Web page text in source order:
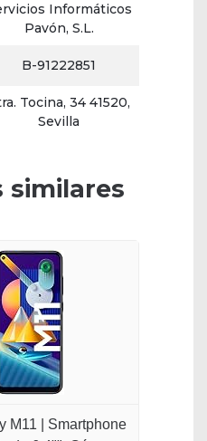
Informáticos
Pavón, S.L.
B-91222851
Tocina, 34 41520,
Sevilla
similares
M11 | Smartphone